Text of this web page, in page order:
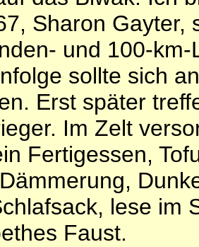
Sharon Gayter,
und 100-
sollte sich
Erst später
Im Zelt
Fertigessen,
lese im
Faust.